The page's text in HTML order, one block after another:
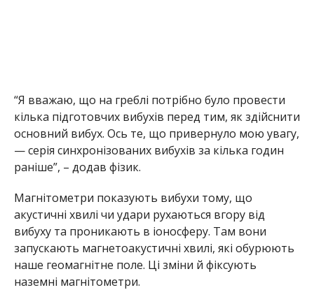
“Я вважаю, що на греблі потрібно було провести
кілька підготовчих вибухів перед тим, як здійснити
основний вибух. Ось те, що привернуло мою увагу,
— серія синхронізованих вибухів за кілька годин
раніше”, – додав фізик.
Магнітометри показують вибухи тому, що
акустичні хвилі чи удари рухаються вгору від
вибуху та проникають в іоносферу. Там вони
запускають магнетоакустичні хвилі, які обурюють
наше геомагнітне поле. Ці зміни й фіксують
наземні магнітометри.